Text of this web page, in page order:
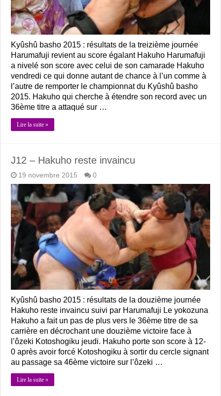
Kyûshû basho 2015 : résultats de la treizième journée
Harumafuji revient au score égalant Hakuho Harumafuji
a nivelé son score avec celui de son camarade Hakuho
vendredi ce qui donne autant de chance à l’un comme à
l’autre de remporter le championnat du Kyûshû basho
2015. Hakuho qui cherche à étendre son record avec un
36ème titre a attaqué sur …
Lire la suite »
J12 – Hakuho reste invaincu
19 novembre 2015 0
Kyûshû basho 2015 : résultats de la douzième journée
Hakuho reste invaincu suivi par Harumafuji Le yokozuna
Hakuho a fait un pas de plus vers le 36ème titre de sa
carrière en décrochant une douzième victoire face à
l’ôzeki Kotoshogiku jeudi. Hakuho porte son score à 12-
0 après avoir forcé Kotoshogiku à sortir du cercle signant
au passage sa 46ème victoire sur l’ôzeki …
Lire la suite »